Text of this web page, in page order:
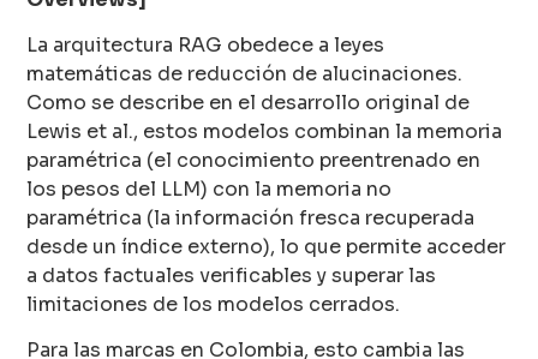
La arquitectura RAG obedece a leyes
matemáticas de reducción de alucinaciones.
Como se describe en el desarrollo original de
Lewis et al., estos modelos combinan la memoria
paramétrica (el conocimiento preentrenado en
los pesos del LLM) con la memoria no
paramétrica (la información fresca recuperada
desde un índice externo), lo que permite acceder
a datos factuales verificables y superar las
limitaciones de los modelos cerrados.
Para las marcas en Colombia, esto cambia las